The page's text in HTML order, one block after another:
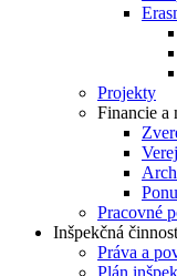
Projekty
Financie a
Pracovné
Inšpekčná
Práva a
Plán